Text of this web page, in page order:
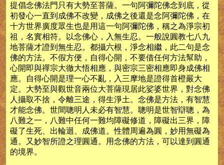
提倡念佛法門只有大勢至菩薩。一句阿彌陀佛念到底，從
初發心一直到成佛不改變，成佛之後還是念阿彌陀佛，在
十方世界廣度眾生也是用這一句阿彌陀佛，稱之為淨宗初
祖，名實相符。以念佛心，入無生忍。一般說圓教七八九
地菩薩才證到無生忍。都攝六根，淨念相繼，此二句是念
佛的方法。不假方便，自得心開，不要借任何方法幫助，
心開即與禪宗大徹大悟相應，與密宗三密相應即身成佛相
應。自得心開是理一心不亂，入三摩地是證得首橙嚴大
定。大勢至與觀世音兩位大菩薩現居此娑婆世界，對念佛
人攝取不捨，令離三途，得生淨土。念佛是方法，有智慧
才能念佛。世間聰明人未必有智慧。聰明是世智辯聰，為
八難之一，八難中任何一難均障礙修道，障礙出三界，障
礙了生死、出輪迴、成佛道。性體周遍為圓，妙用無礙為
通。又妙智所證之理圓通。用念佛的方法，可以達到圓通
的境界。